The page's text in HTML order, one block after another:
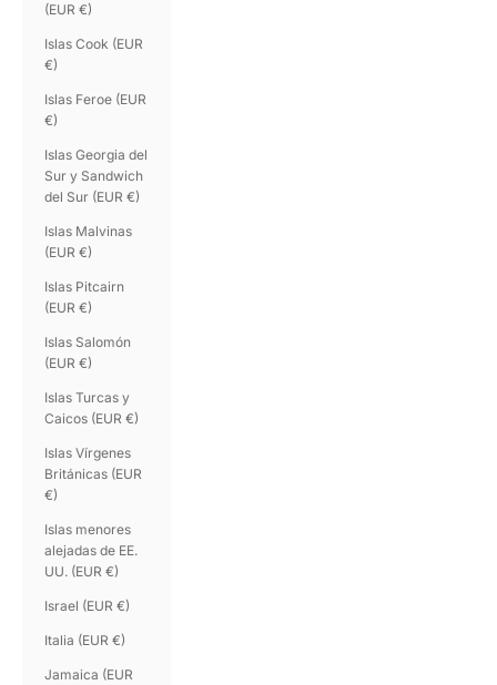
(EUR €)
Islas Cook (EUR
€)
Islas Feroe (EUR
€)
Islas Georgia del
Sur y Sandwich
del Sur (EUR €)
Islas Malvinas
(EUR €)
Islas Pitcairn
(EUR €)
Islas Salomón
(EUR €)
Islas Turcas y
Caicos (EUR €)
Islas Vírgenes
Británicas (EUR
€)
Islas menores
alejadas de EE.
UU. (EUR €)
Israel (EUR €)
Italia (EUR €)
Jamaica (EUR